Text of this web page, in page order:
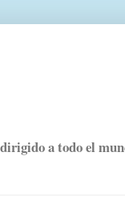
a todo el